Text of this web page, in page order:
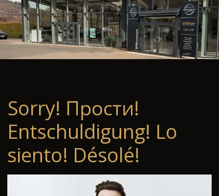
Sorry! Прости!
Entschuldigung! Lo
siento! Désolé!